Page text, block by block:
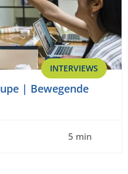
INTERVIEWS
| Bewegende
5 min